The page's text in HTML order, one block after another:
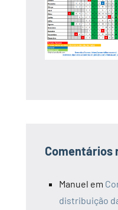
Comentários
Manuel em
distribuição